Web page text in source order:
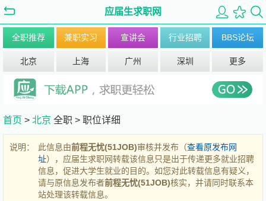
应届生求职网
全职推荐 兼职实习 宣讲会 行业招聘 BBS论坛
北京 上海 广州 深圳 更多
首页 > 北京 全职 > 职位详细
说明： 此信息由前程无忧(51JOB)审核并发布（查看原发布网
址），应届生求职网转载该信息只是出于传递更多就业招聘
信息，促进大学生就业的目的。如您对此转载信息有疑义，
请与原信息发布者前程无忧(51JOB)核实，并请同时联系本
站处理该转载信息。